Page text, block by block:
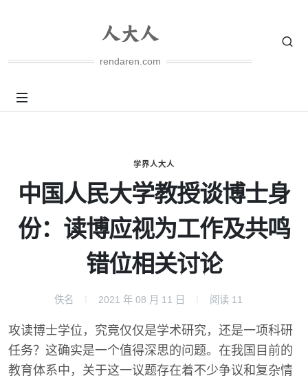
rendaren.com
学界人大人
中国人民大学教授谈博士身
份：读博应视为工作及共鸣
错位相关讨论
佚名 2021 年 08 月 11 日 阅读 11
攻读博士学位，究竟仅仅是学术研究，还是一项科研
任务？这确实是一个值得深思的问题。在我国目前的
教育体系中，关于这一议题存在着不少争议和复杂情